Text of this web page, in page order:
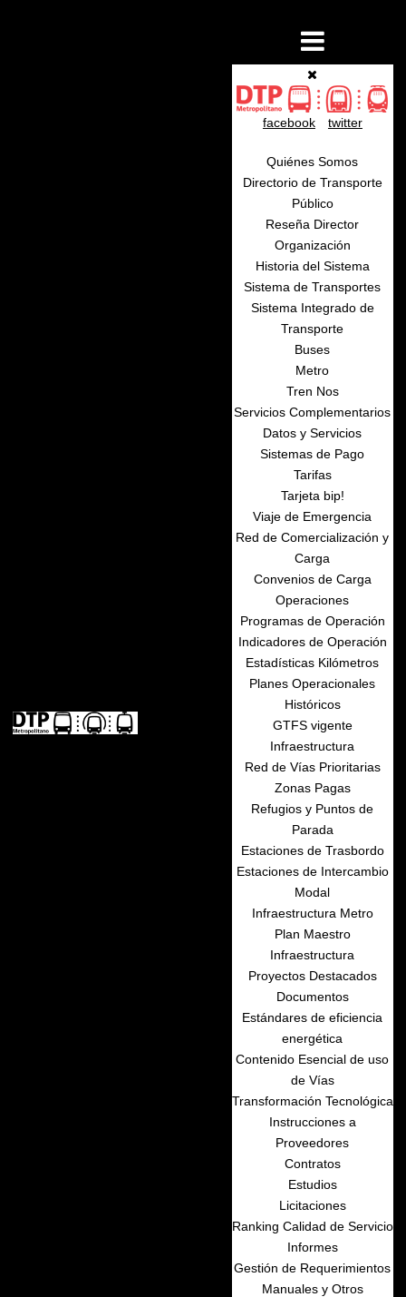
facebook twitter
Quiénes Somos
Directorio de Transporte
Público
Reseña Director
Organización
Historia del Sistema
Sistema de Transportes
Sistema Integrado de
Transporte
Buses
Metro
Tren Nos
Servicios Complementarios
Datos y Servicios
Sistemas de Pago
Tarifas
Tarjeta bip!
Viaje de Emergencia
Red de Comercialización y
Carga
Convenios de Carga
Operaciones
Programas de Operación
Indicadores de Operación
Estadísticas Kilómetros
Planes Operacionales
Históricos
GTFS vigente
Infraestructura
Red de Vías Prioritarias
Zonas Pagas
Refugios y Puntos de
Parada
Estaciones de Trasbordo
Estaciones de Intercambio
Modal
Infraestructura Metro
Plan Maestro
Infraestructura
Proyectos Destacados
Documentos
Estándares de eficiencia
energética
Contenido Esencial de uso
de Vías
Transformación Tecnológica
Instrucciones a
Proveedores
Contratos
Estudios
Licitaciones
Ranking Calidad de Servicio
Informes
Gestión de Requerimientos
Manuales y Otros